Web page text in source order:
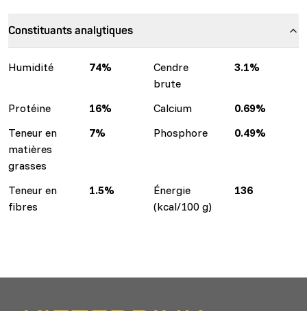
Constituants analytiques
Humidité 74%
Cendre
brute
3.1%
Protéine 16% Calcium
0.69%
Teneur en
matières
grasses
7% Phosphore 0.49%
Teneur en
fibres
1.5%
Énergie
(kcal/100 g)
136